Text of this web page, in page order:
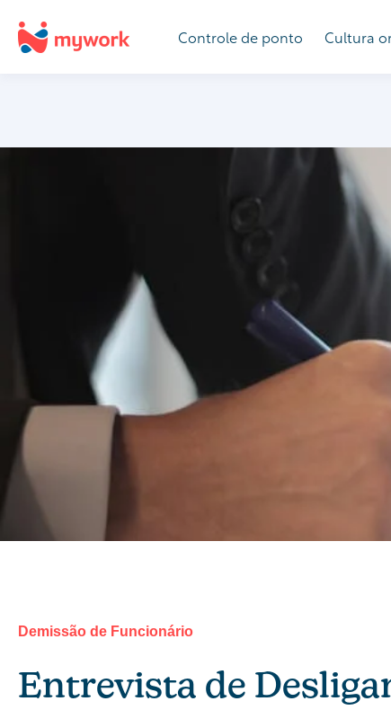
Controle de ponto Cultura
Demissão de Funcionário
Entrevista de